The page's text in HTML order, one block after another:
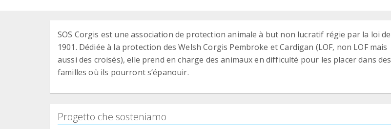
SOS Corgis est une association de protection animale à but non lucratif régie par la loi de
1901. Dédiée à la protection des Welsh Corgis Pembroke et Cardigan (LOF, non LOF mais
aussi des croisés), elle prend en charge des animaux en difficulté pour les placer dans des
familles où ils pourront s’épanouir.
Progetto che sosteniamo